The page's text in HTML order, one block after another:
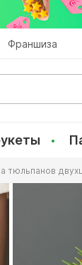
Франшиза
тюльпанов